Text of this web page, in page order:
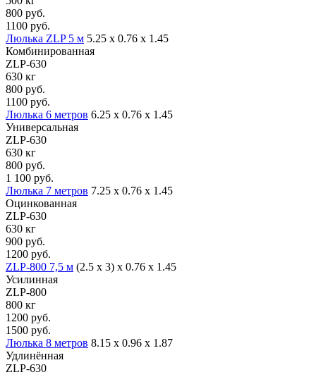
800 руб.
1100 руб.
Люлька ZLP 5 м 5.25 х 0.76 х 1.45
Комбинированная
ZLP-630
630 кг
800 руб.
1100 руб.
Люлька 6 метров 6.25 х 0.76 х 1.45
Универсальная
ZLP-630
630 кг
800 руб.
1 100 руб.
Люлька 7 метров 7.25 х 0.76 х 1.45
Оцинкованная
ZLP-630
630 кг
900 руб.
1200 руб.
ZLP-800 7,5 м (2.5 x 3) х 0.76 х 1.45
Усилинная
ZLP-800
800 кг
1200 руб.
1500 руб.
Люлька 8 метров 8.15 х 0.96 х 1.87
Удлинённая
ZLP-630